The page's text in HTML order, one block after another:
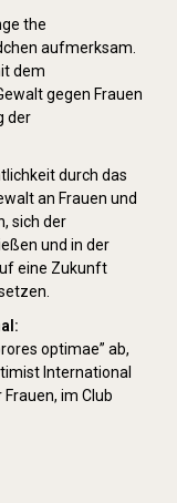
the
aufmerksam.
dem
gegen Frauen
der
durch das
an Frauen und
sich der
und in der
eine Zukunft
optimae” ab,
International
im Club